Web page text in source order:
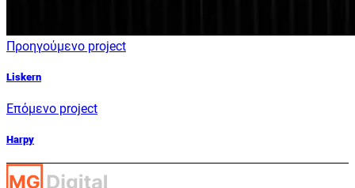
Προηγούμενο project
Liskern
Επόμενο project
Harpy